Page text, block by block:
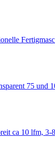
75 und
ca 10 lfm, 3-